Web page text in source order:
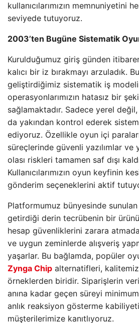
kullanıcılarımızın memnuniyetini
seviyede tutuyoruz.
2003’ten Bugüne Sistematik
Kurulduğumuz giriş günden
kalıcı bir iz bırakmayı arzuladık.
geliştirdiğimiz sistematik iş
operasyonlarımızın hatasız bir
sağlamaktadır. Sadece yerel
da yakından kontrol ederek
ediyoruz. Özellikle oyun içi
süreçlerinde güvenli yazılımlar
olası riskleri tamamen saf dışı
Kullanıcılarımızın oyun keyfinin
gönderim seçeneklerini aktif
Platformumuz bünyesinde sunulan
getirdiği derin tecrübenin bir
hesap güvenliklerini zarara
ve uygun zeminlerde alışveriş
yaşarlar. Bu bağlamda, popüler
Zynga Chip alternatifleri,
örneklerden biridir. Siparişlerin
anına kadar geçen süreyi
anlık reaksiyon gösterme
müşterilerimize kanıtlıyoruz.